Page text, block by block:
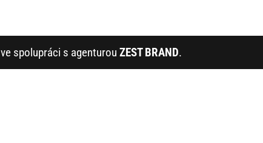
ve spolupráci s agenturou ZEST BRAND.